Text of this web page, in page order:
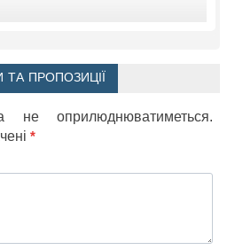
ТА ПРОПОЗИЦІЇ
оприлюднюватиметься.
*